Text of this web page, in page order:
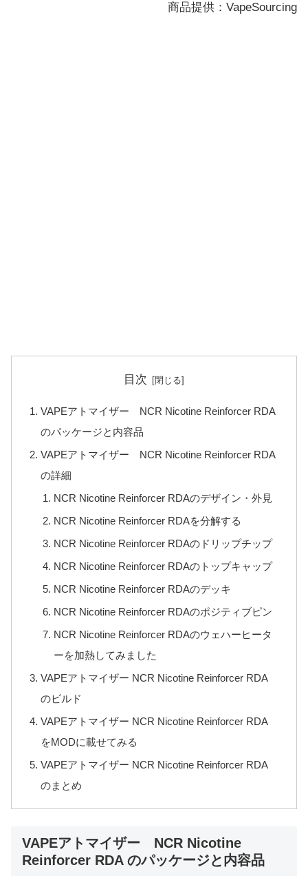
商品提供：VapeSourcing
目次
VAPEアトマイザー NCR Nicotine Reinforcer RDA
のパッケージと内容品
VAPEアトマイザー NCR Nicotine Reinforcer RDA
の詳細
NCR Nicotine Reinforcer RDAのデザイン・外見
NCR Nicotine Reinforcer RDAを分解する
NCR Nicotine Reinforcer RDAのドリップチップ
NCR Nicotine Reinforcer RDAのトップキャップ
NCR Nicotine Reinforcer RDAのデッキ
NCR Nicotine Reinforcer RDAのポジティブピン
NCR Nicotine Reinforcer RDAのウェハーヒータ
ーを加熱してみました
VAPEアトマイザー NCR Nicotine Reinforcer RDA
のビルド
VAPEアトマイザー NCR Nicotine Reinforcer RDA
をMODに載せてみる
VAPEアトマイザー NCR Nicotine Reinforcer RDA
のまとめ
VAPEアトマイザー NCR Nicotine
Reinforcer RDA のパッケージと内容品